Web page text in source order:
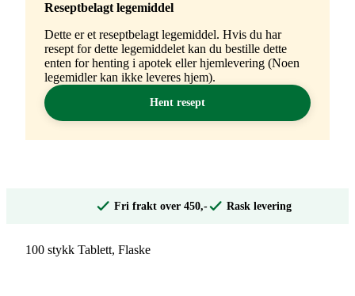
Reseptbelagt legemiddel
Dette er et reseptbelagt legemiddel. Hvis du har
resept for dette legemiddelet kan du bestille dette
enten for henting i apotek eller hjemlevering (Noen
legemidler kan ikke leveres hjem).
Hent resept
Fri frakt over 450,- Rask levering
100 stykk Tablett, Flaske